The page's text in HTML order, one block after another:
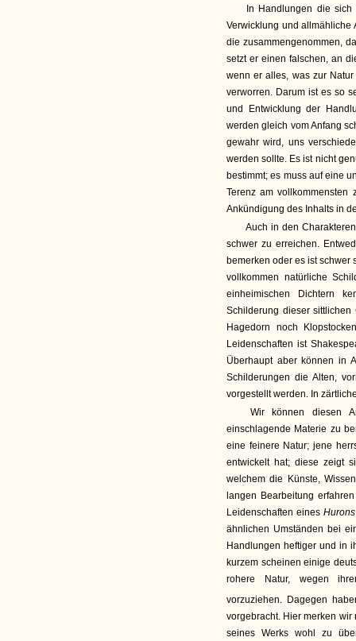
In Handlungen die
Verwicklung und allmähliche
die zusammengenommen,
setzt er einen falschen, an
wenn er alles, was zur
verworren. Darum ist es so
und Entwicklung der
werden gleich vom Anfang
gewahr wird, uns
werden sollte. Es ist nicht
bestimmt; es muss auf eine
Terenz am
Ankündigung des Inhalts in
Auch in den
schwer zu erreichen.
bemerken oder es ist schwer
vollkommen natürliche
einheimischen Dichtern
Schilderung dieser
Hagedorn noch
Leidenschaften ist
Überhaupt aber können in
Schilderungen die Alten,
vorgestellt werden. In
Wir können diesen
einschlagende Materie zu
eine feinere Natur; jene
entwickelt hat; diese zeigt
welchem die Künste,
langen Bearbeitung
Leidenschaften eines
ähnlichen Umständen bei
Handlungen heftiger und in
kurzem scheinen einige
rohere Natur, wegen
vorzuziehen. Dagegen
vorgebracht. Hier merken
seines Werks wohl zu